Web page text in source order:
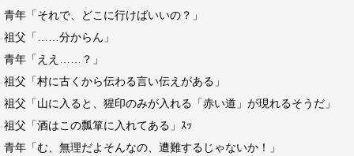
青年「それで、どこに行けばいいの？」
祖父「……分からん」
青年「ええ……？」
祖父「村に古くから伝わる言い伝えがある」
祖父「山に入ると、猩印のみが入れる「赤い道」が現れるそうだ」
祖父「酒はこの瓢箪に入れてある」ｽｯ
青年「む、無理だよそんなの、遭難するじゃないか！」